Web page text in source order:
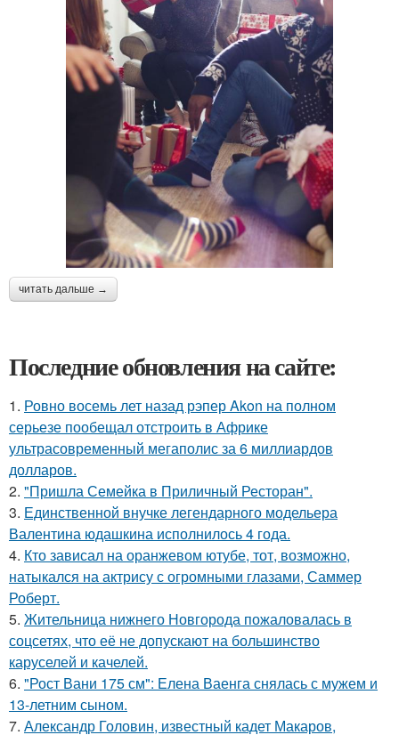
читать дальше →
Последние обновления на сайте:
1. Ровно восемь лет назад рэпер Akon на полном
серьезе пообещал отстроить в Африке
ультрасовременный мегаполис за 6 миллиардов
долларов.
2. "Пришла Семейка в Приличный Ресторан".
3. Единственной внучке легендарного модельера
Валентина юдашкина исполнилось 4 года.
4. Кто зависал на оранжевом ютубе, тот, возможно,
натыкался на актрису с огромными глазами, Саммер
Роберт.
5. Жительница нижнего Новгорода пожаловалась в
соцсетях, что её не допускают на большинство
каруселей и качелей.
6. "Рост Вани 175 см": Елена Ваенга снялась с мужем и
13-летним сыном.
7. Александр Головин, известный кадет Макаров,